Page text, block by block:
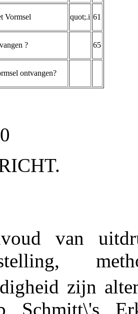
Vormsel quot;.i 61
? 65
ontvangen?
van
zijn
Schmitt\'s